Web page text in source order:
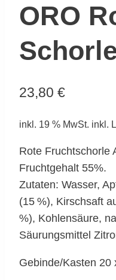
ORO
23,80 €
inkl. 19 % MwSt. inkl.
Rote Fruchtschorle
Fruchtgehalt 55%.
Zutaten: Wasser,
(15 %), Kirschsaft
%), Kohlen­säure,
Säurungsmittel
Gebinde/Kasten 20